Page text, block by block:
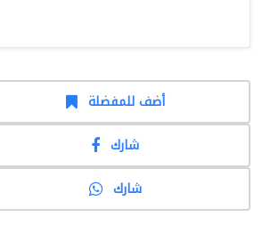
أضف للمفضلة
شارك
شارك